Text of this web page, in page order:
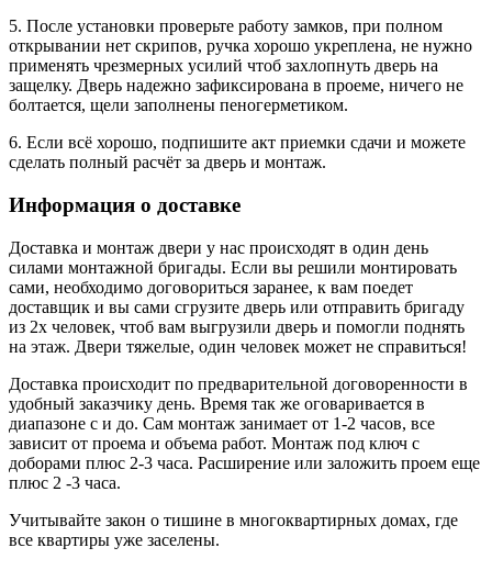
5. После установки проверьте работу замков, при полном
открывании нет скрипов, ручка хорошо укреплена, не нужно
применять чрезмерных усилий чтоб захлопнуть дверь на
защелку. Дверь надежно зафиксирована в проеме, ничего не
болтается, щели заполнены пеногерметиком.
6. Если всё хорошо, подпишите акт приемки сдачи и можете
сделать полный расчёт за дверь и монтаж.
Информация о доставке
Доставка и монтаж двери у нас происходят в один день
силами монтажной бригады. Если вы решили монтировать
сами, необходимо договориться заранее, к вам поедет
доставщик и вы сами сгрузите дверь или отправить бригаду
из 2х человек, чтоб вам выгрузили дверь и помогли поднять
на этаж. Двери тяжелые, один человек может не справиться!
Доставка происходит по предварительной договоренности в
удобный заказчику день. Время так же оговаривается в
диапазоне с и до. Сам монтаж занимает от 1-2 часов, все
зависит от проема и объема работ. Монтаж под ключ с
доборами плюс 2-3 часа. Расширение или заложить проем еще
плюс 2 -3 часа.
Учитывайте закон о тишине в многоквартирных домах, где
все квартиры уже заселены.